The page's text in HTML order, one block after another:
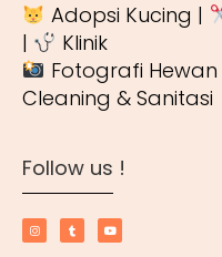
Adopsi Kucing |
|
Klinik
Fotografi Hewan
Cleaning & Sanitasi
Follow us !